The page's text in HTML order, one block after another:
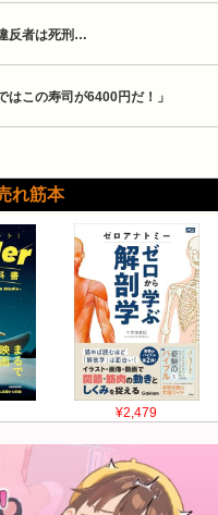
反者は死刑…
はこの寿司が6400円だ！」
れ筋本
¥2,479